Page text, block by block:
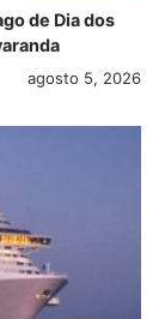
de Dia dos
agosto 5, 2026